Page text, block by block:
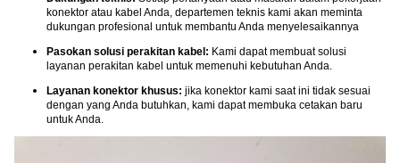
konektor atau kabel Anda, departemen teknis kami akan meminta
dukungan profesional untuk membantu Anda menyelesaikannya
Pasokan solusi perakitan kabel: Kami dapat membuat solusi
layanan perakitan kabel untuk memenuhi kebutuhan Anda.
Layanan konektor khusus: jika konektor kami saat ini tidak sesuai
dengan yang Anda butuhkan, kami dapat membuka cetakan baru
untuk Anda.